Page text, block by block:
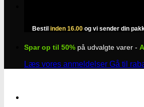
Bestil inden 16.00 og vi sender din
Spar op til 50% på udvalgte varer -
Læs vores anmeldelser Gå til